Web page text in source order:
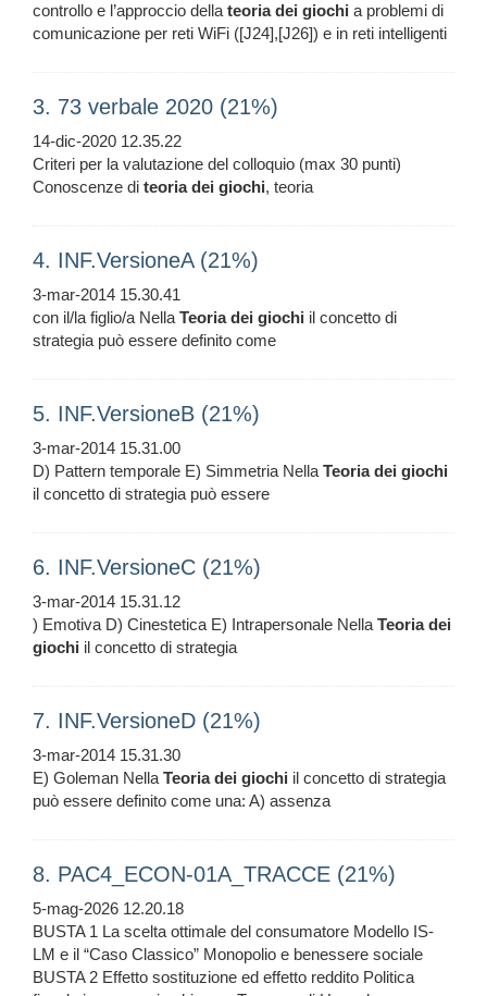
controllo e l’approccio dellateoria dei giochi a problemi di
comunicazione per reti WiFi ([J24],[J26]) e in reti intelligenti
3. 73 verbale 2020 (21%)
14-dic-2020 12.35.22
Criteri per la valutazione del colloquio (max 30 punti)
Conoscenze di teoria dei giochi, teoria
4. INF.VersioneA (21%)
3-mar-2014 15.30.41
con il/la figlio/a NellaTeoria dei giochi il concetto di
strategia può essere definito come
5. INF.VersioneB (21%)
3-mar-2014 15.31.00
D) Pattern temporale E) Simmetria NellaTeoria dei giochi
il concetto di strategia può essere
6. INF.VersioneC (21%)
3-mar-2014 15.31.12
) Emotiva D) Cinestetica E) Intrapersonale NellaTeoria dei
giochi il concetto di strategia
7. INF.VersioneD (21%)
3-mar-2014 15.31.30
E) Goleman NellaTeoria dei giochi il concetto di strategia
può essere definito come una: A) assenza
8. PAC4_ECON-01A_TRACCE (21%)
5-mag-2026 12.20.18
BUSTA 1 La scelta ottimale del consumatore Modello IS-
LM e il “Caso Classico” Monopolio e benessere sociale
BUSTA 2 Effetto sostituzione ed effetto reddito Politica